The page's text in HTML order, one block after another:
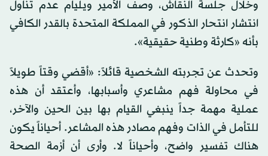
وخلال جلسة النقاش، وصف الأمير ويليام عدم تناول
انتشار انتحار الذكور في المملكة المتحدة بالقدر الكافي
بأنه «كارثة وطنية حقيقية».
وتحدث عن تجربته الشخصية قائلاً: «أقضي وقتاً طويلاً
في محاولة فهم مشاعري وأسبابها، وأعتقد أن هذه
عملية مهمة جداً ينبغي القيام بها بين الحين والآخر،
للتأمل في الذات وفهم مصادر هذه المشاعر. أحياناً يكون
هناك تفسير واضح، وأحياناً لا. وأرى أن أزمة الصحة